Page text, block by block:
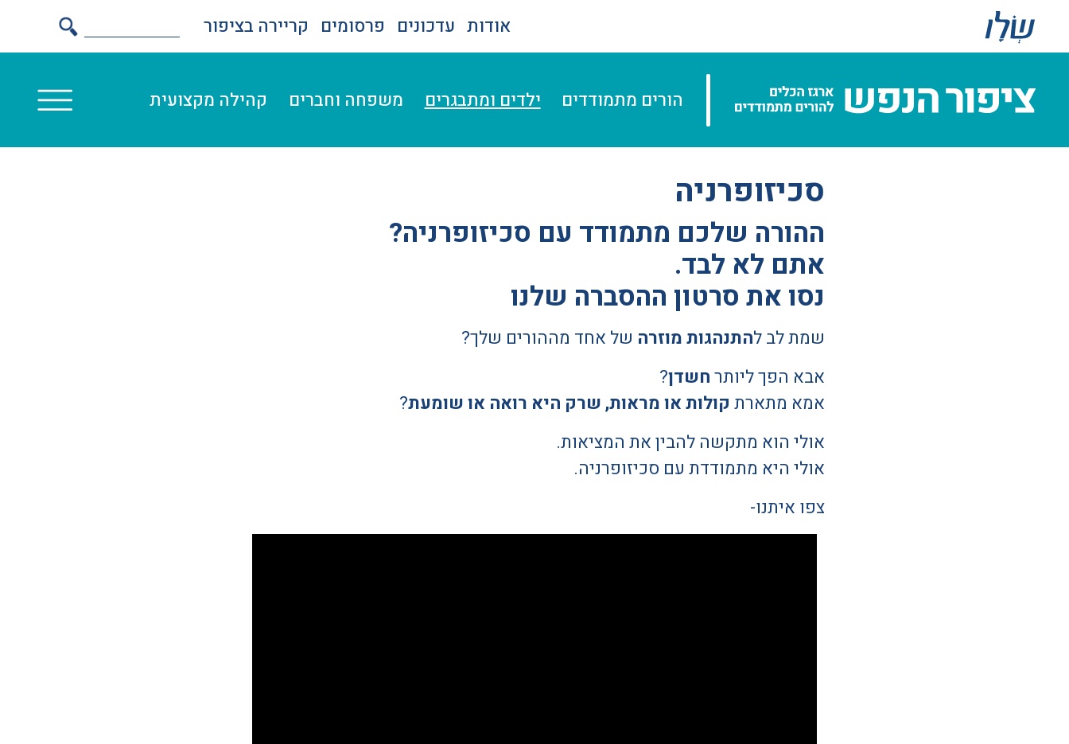
אודות עדכונים פרסומים קריירה בציפור
הורים מתמודדים ילדים ומתבגרים משפחה וחברים קהילה מקצועית
סכיזופרניה
ההורה שלכם מתמודד עם סכיזופרניה?
אתם לא לבד.
נסו את סרטון ההסברה שלנו
שמת לב להתנהגות מוזרה של אחד מההורים שלך?
אבא הפך ליותרחשדן?
אמא מתארת קולות או מראות, שרק היא רואה או שומעת?
אולי הוא מתקשה להבין את המציאות.
אולי היא מתמודדת עם סכיזופרניה.
צפו איתנו-